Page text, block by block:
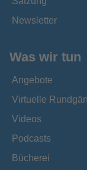
Newsletter
Was wir tun
Angebote
Virtuelle
Videos
Podcasts
Bücherei